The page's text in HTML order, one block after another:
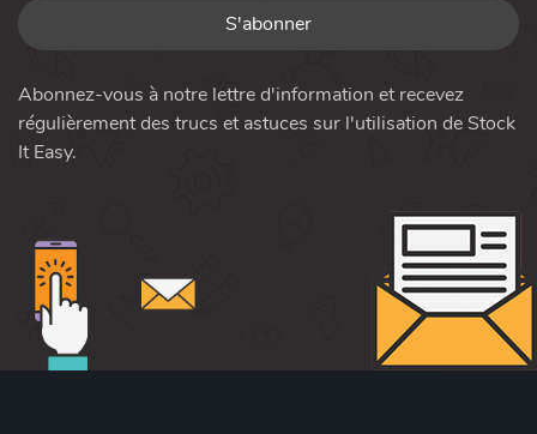
Abonnez-vous à notre lettre d'information et recevez
régulièrement des trucs et astuces sur l'utilisation de Stock
It Easy.